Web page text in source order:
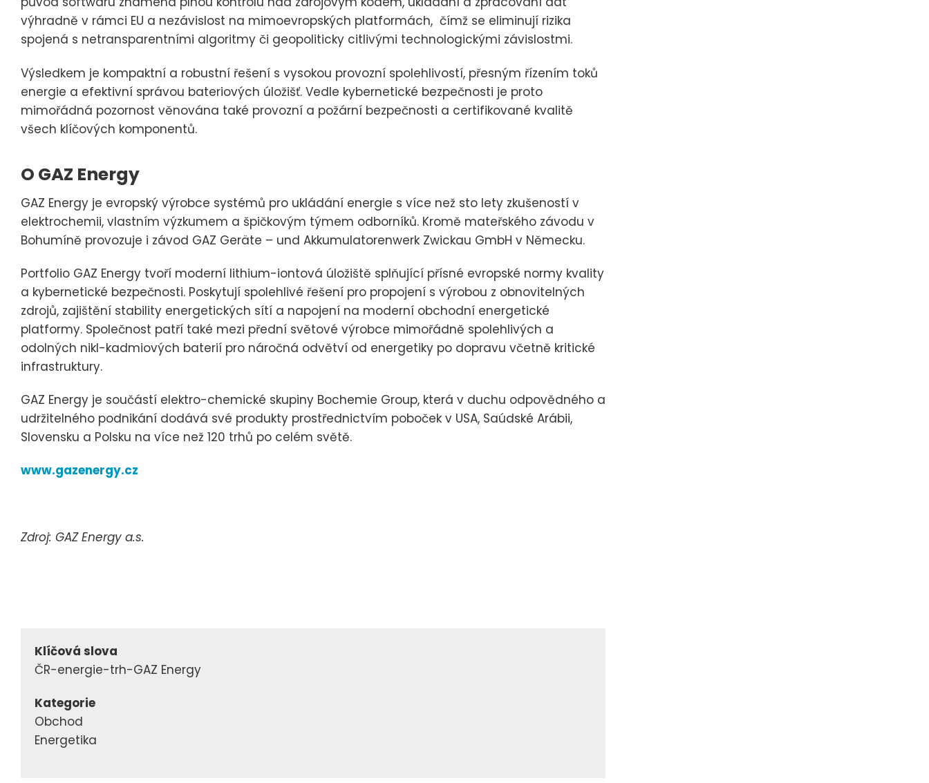
výhradně v rámci EU a nezávislost na mimoevropských platformách, čímž se eliminují rizika
spojená s netransparentními algoritmy či geopoliticky citlivými technologickými závislostmi.
Výsledkem je kompaktní a robustní řešení s vysokou provozní spolehlivostí, přesným řízením toků
energie a efektivní správou bateriových úložišť. Vedle kybernetické bezpečnosti je proto
mimořádná pozornost věnována také provozní a požární bezpečnosti a certifikované kvalitě
všech klíčových komponentů.
O GAZ Energy
GAZ Energy je evropský výrobce systémů pro ukládání energie s více než sto lety zkušeností v
elektrochemii, vlastním výzkumem a špičkovým týmem odborníků. Kromě mateřského závodu v
Bohumíně provozuje i závod GAZ Geräte – und Akkumulatorenwerk Zwickau GmbH v Německu.
Portfolio GAZ Energy tvoří moderní lithium-iontová úložiště splňující přísné evropské normy kvality
a kybernetické bezpečnosti. Poskytují spolehlivé řešení pro propojení s výrobou z obnovitelných
zdrojů, zajištění stability energetických sítí a napojení na moderní obchodní energetické
platformy. Společnost patří také mezi přední světové výrobce mimořádně spolehlivých a
odolných nikl-kadmiových baterií pro náročná odvětví od energetiky po dopravu včetně kritické
infrastruktury.
GAZ Energy je součástí elektro-chemické skupiny Bochemie Group, která v duchu odpovědného a
udržitelného podnikání dodává své produkty prostřednictvím poboček v USA, Saúdské Arábii,
Slovensku a Polsku na více než 120 trhů po celém světě.
www.gazenergy.cz
Zdroj: GAZ Energy a.s.
Klíčová slova
ČR-energie-trh-GAZ Energy
Kategorie
Obchod
Energetika